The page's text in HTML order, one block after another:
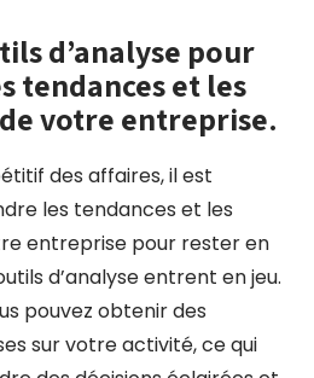
d’analyse pour
tendances et les
votre entreprise.
des affaires, il est
les tendances et les
entreprise pour rester en
d’analyse entrent en jeu.
pouvez obtenir des
sur votre activité, ce qui